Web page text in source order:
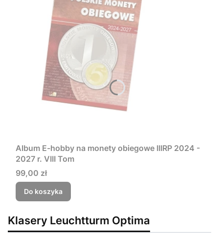
Album E-hobby na monety obiegowe IIIRP 2024 -
2027 r. VIII Tom
Cena
99,00 zł
Do koszyka
Klasery Leuchtturm Optima